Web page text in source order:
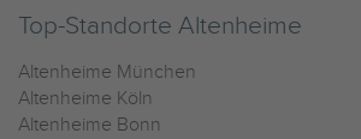
Top-Standorte Altenheime
Altenheime München
Altenheime Köln
Altenheime Bonn